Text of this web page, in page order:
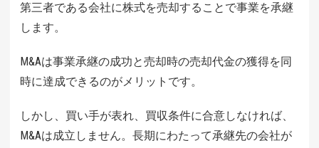
第三者である会社に株式を売却することで事業を承継
します。
M&Aは事業承継の成功と売却時の売却代金の獲得を同
時に達成できるのがメリットです。
しかし、買い手が表れ、買収条件に合意しなければ、
M&Aは成立しません。長期にわたって承継先の会社が